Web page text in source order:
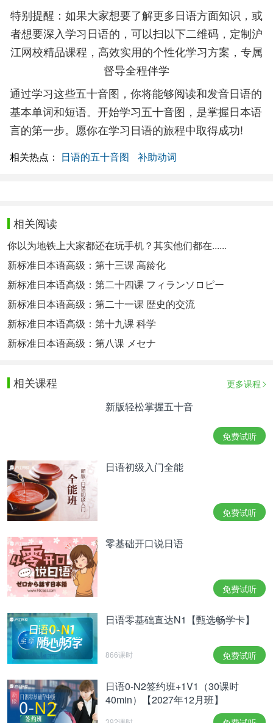
特别提醒：如果大家想要了解更多日语方面知识，或
者想要深入学习日语的，可以扫以下二维码，定制沪
江网校精品课程，高效实用的个性化学习方案，专属
督导全程伴学
通过学习这些五十音图，你将能够阅读和发音日语的
基本单词和短语。开始学习五十音图，是掌握日本语
言的第一步。愿你在学习日语的旅程中取得成功!
相关热点： 日语的五十音图 补助动词
相关阅读
你以为地铁上大家都还在玩手机？其实他们都在......
新标准日本语高级：第十三课 高龄化
新标准日本语高级：第二十四课 フィランソロピー
新标准日本语高级：第二十一课 歴史的交流
新标准日本语高级：第十九课 科学
新标准日本语高级：第八课 メセナ
相关课程 更多课程
新版轻松掌握五十音
免费试听
日语初级入门全能
免费试听
零基础开口说日语
免费试听
日语零基础直达N1【甄选畅学卡】
866课时 免费试听
日语0-N2签约班+1V1（30课时
40min）【2027年12月班】